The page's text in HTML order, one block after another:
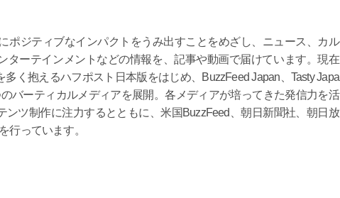
ポジティブなインパクトをうみ出すことをめざし、ニュース、カル
ターテインメントなどの情報を、記事や動画で届けています。現在
く抱えるハフポスト日本版をはじめ、BuzzFeed Japan、Tasty Japa
バーティカルメディアを展開。各メディアが培ってきた発信力を活
ンツ制作に注力するとともに、米国BuzzFeed、朝日新聞社、朝日放
行っています。